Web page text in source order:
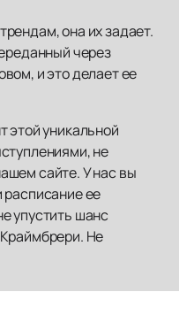
она их задает.
через
и это делает ее
этой уникальной
не
сайте. У нас вы
расписание ее
упустить шанс
Не